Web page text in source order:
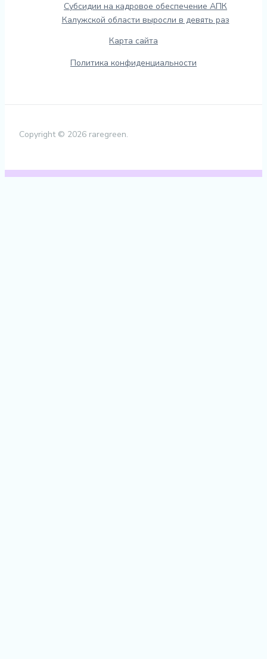
Субсидии на кадровое обеспечение АПК
Калужской области выросли в девять раз
Карта сайта
Политика конфиденциальности
Copyright © 2026 raregreen.